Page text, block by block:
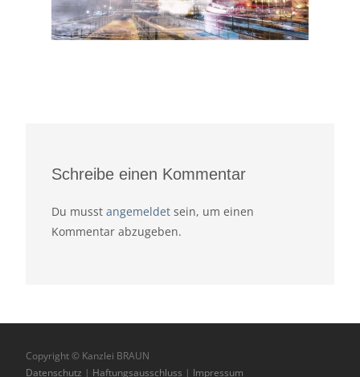
Schreibe einen Kommentar
Du musst angemeldet sein, um einen
Kommentar abzugeben.
Copyright © Kanzlei BRAUN
Datenschutz | Haftungsausschluss | Impressum